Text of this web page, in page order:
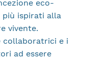
eco-
più ispirati alla
vivente.
collaboratrici e i
ad essere